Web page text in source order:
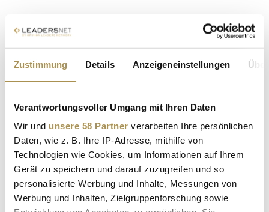
Zustimmung Details Anzeigeneinstellungen
Verantwortungsvoller Umgang mit Ihren Daten
Wir und unsere 58 Partner verarbeiten Ihre persönlichen
Daten, wie z. B. Ihre IP-Adresse, mithilfe von
Technologien wie Cookies, um Informationen auf Ihrem
Gerät zu speichern und darauf zuzugreifen und so
personalisierte Werbung und Inhalte, Messungen von
Werbung und Inhalten, Zielgruppenforschung sowie
FIRST STEPS FIRST STEPS AWARD
ALLE GEWINNER ALLE GEWINNER 2025